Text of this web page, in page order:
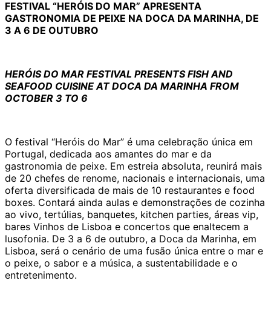
FESTIVAL “HERÓIS DO MAR” APRESENTA
GASTRONOMIA DE PEIXE NA DOCA DA MARINHA, DE
3 A 6 DE OUTUBRO
HERÓIS DO MAR FESTIVAL PRESENTS FISH AND
SEAFOOD CUISINE AT DOCA DA MARINHA FROM
OCTOBER 3 TO 6
O festival “Heróis do Mar” é uma celebração única em
Portugal, dedicada aos amantes do mar e da
gastronomia de peixe. Em estreia absoluta, reunirá mais
de 20 chefes de renome, nacionais e internacionais, uma
oferta diversificada de mais de 10 restaurantes e food
boxes. Contará ainda aulas e demonstrações de cozinha
ao vivo, tertúlias, banquetes, kitchen parties, áreas vip,
bares Vinhos de Lisboa e concertos que enaltecem a
lusofonia. De 3 a 6 de outubro, a Doca da Marinha, em
Lisboa, será o cenário de uma fusão única entre o mar e
o peixe, o sabor e a música, a sustentabilidade e o
entretenimento.